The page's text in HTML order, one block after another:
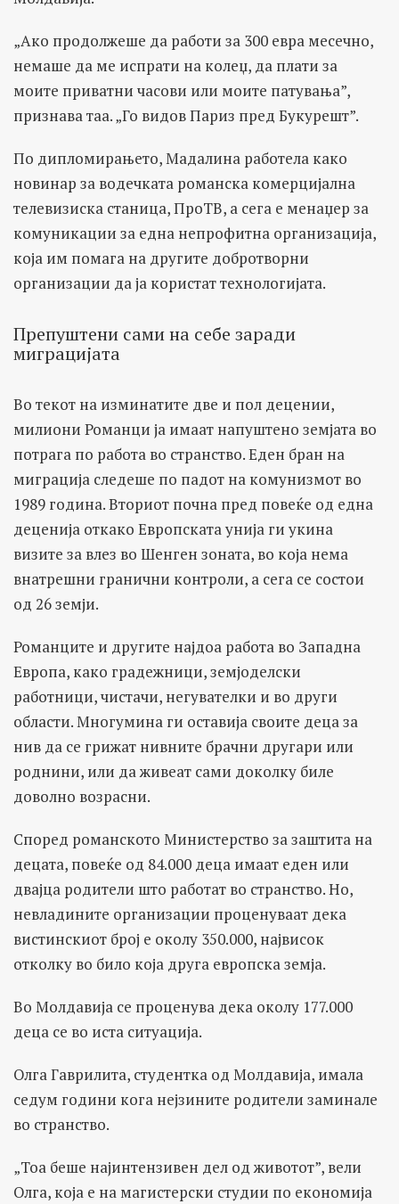
„Ако продолжеше да работи за 300 евра месечно,
немаше да ме испрати на колеџ, да плати за
моите приватни часови или моите патувања”,
признава таа. „Го видов Париз пред Букурешт”.
По дипломирањето, Мадалина работела како
новинар за водечката романска комерцијална
телевизиска станица, ПроТВ, а сега е менаџер за
комуникации за една непрофитна организација,
која им помага на другите добротворни
организации да ја користат технологијата.
Препуштени сами на себе заради
миграцијата
Во текот на изминатите две и пол децении,
милиони Романци ја имаат напуштено земјата во
потрага по работа во странство. Еден бран на
миграција следеше по падот на комунизмот во
1989 година. Вториот почна пред повеќе од една
деценија откако Европската унија ги укина
визите за влез во Шенген зоната, во која нема
внатрешни гранични контроли, а сега се состои
од 26 земји.
Романците и другите најдоа работа во Западна
Европа, како градежници, земјоделски
работници, чистачи, негувателки и во други
области. Многумина ги оставија своите деца за
нив да се грижат нивните брачни другари или
роднини, или да живеат сами доколку биле
доволно возрасни.
Според романското Министерство за заштита на
децата, повеќе од 84.000 деца имаат еден или
двајца родители што работат во странство. Но,
невладините организации проценуваат дека
вистинскиот број е околу 350.000, највисок
отколку во било која друга европска земја.
Во Молдавија се проценува дека околу 177.000
деца се во иста ситуација.
Олга Гаврилита, студентка од Молдавија, имала
седум години кога нејзините родители заминале
во странство.
„Тоа беше најинтензивен дел од животот”, вели
Олга, која е на магистерски студии по економија